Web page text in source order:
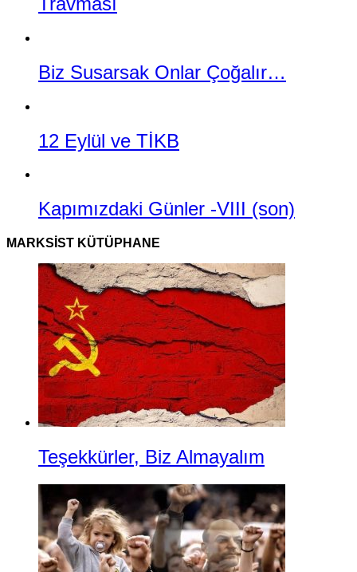
Biz Susarsak Onlar Çoğalır…
12 Eylül ve TİKB
Kapımızdaki Günler -VIII (son)
MARKSIST KÜTÜPHANE
Teşekkürler, Biz Almayalım